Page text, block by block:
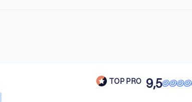
TOP PRO 9,5